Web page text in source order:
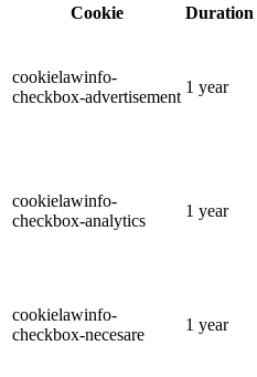
Cookie
Duration
cookielawinfo-
checkbox-advertisement
1 year
cookielawinfo-
checkbox-analytics
1 year
cookielawinfo-
checkbox-necesare
1 year